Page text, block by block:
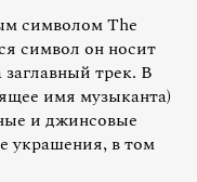
символом The
символ он носит
трек. В
имя музыканта)
и джинсовые
украшения, в том